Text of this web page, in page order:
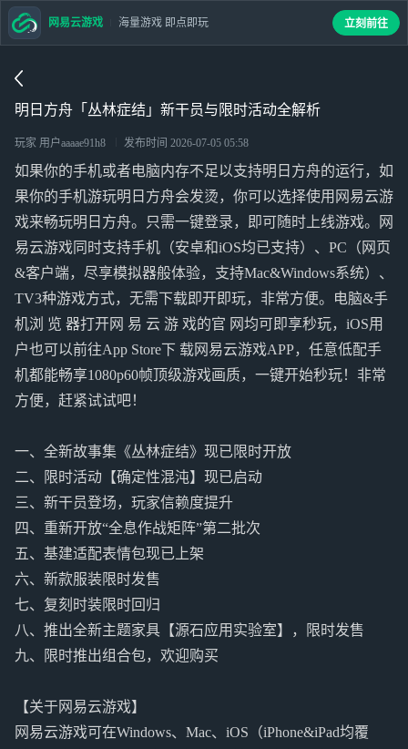
明日方舟「丛林症结」新干员与限时活动全解析
玩家 用户aaaae91h8 发布时间 2026-07-05 05:58
如果你的手机或者电脑内存不足以支持明日方舟的运行，如
果你的手机游玩明日方舟会发烫，你可以选择使用网易云游
戏来畅玩明日方舟。只需一键登录，即可随时上线游戏。网
易云游戏同时支持手机（安卓和iOS均已支持）、PC（网页
&客户端，尽享模拟器般体验，支持Mac&Windows系统）、
TV3种游戏方式，无需下载即开即玩，非常方便。电脑&手
机浏 览 器打开网 易 云 游 戏的官 网均可即享秒玩，iOS用
户也可以前往App Store下 载网易云游戏APP，任意低配手
机都能畅享1080p60帧顶级游戏画质，一键开始秒玩！非常
方便，赶紧试试吧！
一、全新故事集《丛林症结》现已限时开放
二、限时活动【确定性混沌】现已启动
三、新干员登场，玩家信赖度提升
四、重新开放“全息作战矩阵”第二批次
五、基建适配表情包现已上架
六、新款服装限时发售
七、复刻时装限时回归
八、推出全新主题家具【源石应用实验室】，限时发售
九、限时推出组合包，欢迎购买
【关于网易云游戏】
网易云游戏可在Windows、Mac、iOS（iPhone&iPad均覆
网易云游戏 海量游戏 即点即玩 立刻前往